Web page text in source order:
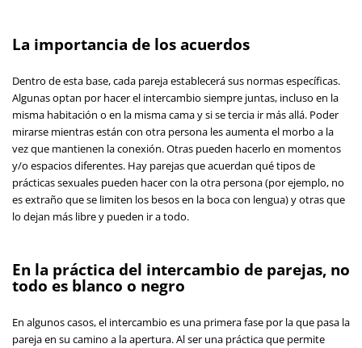
La importancia de los acuerdos
Dentro de esta base, cada pareja establecerá sus normas específicas.
Algunas optan por hacer el intercambio siempre juntas, incluso en la
misma habitación o en la misma cama y si se tercia ir más allá. Poder
mirarse mientras están con otra persona les aumenta el morbo a la
vez que mantienen la conexión. Otras pueden hacerlo en momentos
y/o espacios diferentes. Hay parejas que acuerdan qué tipos de
prácticas sexuales pueden hacer con la otra persona (por ejemplo, no
es extraño que se limiten los besos en la boca con lengua) y otras que
lo dejan más libre y pueden ir a todo.
En la práctica del intercambio de parejas, no
todo es blanco o negro
En algunos casos, el intercambio es una primera fase por la que pasa la
pareja en su camino a la apertura. Al ser una práctica que permite